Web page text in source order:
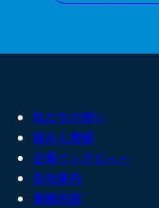
私たちの想い
強みと実績
企業インタビュー
会社案内
業務内容